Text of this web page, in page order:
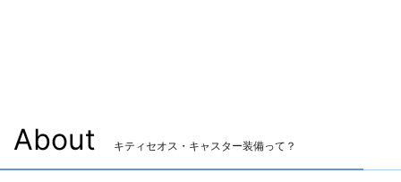
About キティセオス・キャスター装備って？